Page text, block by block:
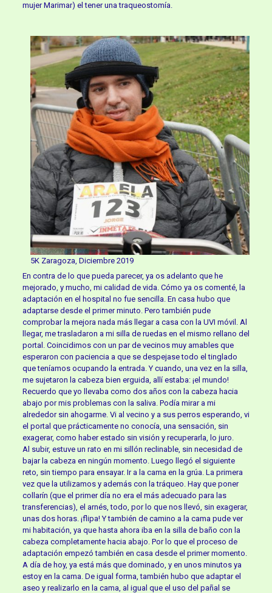
mujer Marimar) el tener una traqueostomía.
5K Zaragoza, Diciembre 2019
En contra de lo que pueda parecer, ya os adelanto que he
mejorado, y mucho, mi calidad de vida. Cómo ya os comenté, la
adaptación en el hospital no fue sencilla. En casa hubo que
adaptarse desde el primer minuto. Pero también pude
comprobar la mejora nada más llegar a casa con la UVI móvil. Al
llegar, me trasladaron a mi silla de ruedas en el mismo rellano del
portal. Coincidimos con un par de vecinos muy amables que
esperaron con paciencia a que se despejase todo el tinglado
que teníamos ocupando la entrada. Y cuando, una vez en la silla,
me sujetaron la cabeza bien erguida, allí estaba: ¡el mundo!
Recuerdo que yo llevaba como dos años con la cabeza hacia
abajo por mis problemas con la saliva. Podía mirar a mi
alrededor sin ahogarme. Vi al vecino y a sus perros esperando, vi
el portal que prácticamente no conocía, una sensación, sin
exagerar, como haber estado sin visión y recuperarla, lo juro.
Al subir, estuve un rato en mi sillón reclinable, sin necesidad de
bajar la cabeza en ningún momento. Luego llegó el siguiente
reto, sin tiempo para ensayar. Ir a la cama en la grúa. La primera
vez que la utilizamos y además con la tráqueo. Hay que poner
collarín (que el primer día no era el más adecuado para las
transferencias), el arnés, todo, por lo que nos llevó, sin exagerar,
unas dos horas. ¡flipa! Y también de camino a la cama pude ver
mi habitación, ya que hasta ahora iba en la silla de baño con la
cabeza completamente hacia abajo. Por lo que el proceso de
adaptación empezó también en casa desde el primer momento.
A día de hoy, ya está más que dominado, y en unos minutos ya
estoy en la cama. De igual forma, también hubo que adaptar el
aseo y realizarlo en la cama, al igual que el uso del pañal se